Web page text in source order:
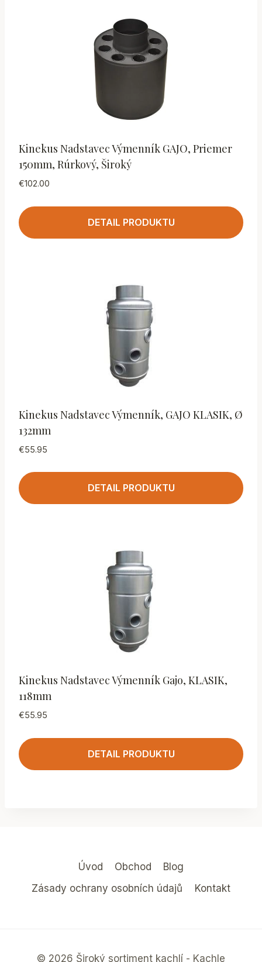
Kinekus Nadstavec Výmenník GAJO, Priemer
150mm, Rúrkový, Široký
€102.00
DETAIL PRODUKTU
Kinekus Nadstavec Výmenník, GAJO KLASIK, Ø
132mm
€55.95
DETAIL PRODUKTU
Kinekus Nadstavec Výmenník Gajo, KLASIK,
118mm
€55.95
DETAIL PRODUKTU
Úvod Obchod
Blog
Zásady ochrany osobních údajů
Kontakt
© 2026 Široký sortiment kachlí - Kachle